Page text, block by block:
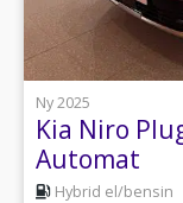
Ny 2025
Kia Niro
Automat
Hybrid el/bensin